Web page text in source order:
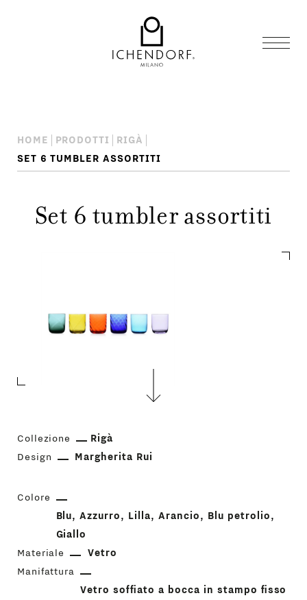
HOME PRODOTTI
RIGÀ
SET 6 TUMBLER ASSORTITI
Set 6 tumbler assortiti
Collezione
Rigà
Design
Margherita Rui
Colore
Blu
Azzurro Lilla Arancio
Blu petrolio
Giallo
Materiale
Vetro
Manifattura
Vetro soffiato a bocca in stampo fisso